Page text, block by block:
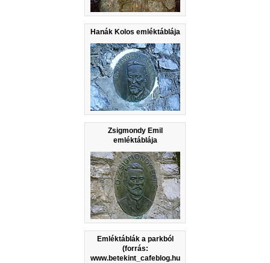
Hanák Kolos emléktáblája
Zsigmondy Emil
emléktáblája
Emléktáblák a parkból
(forrás:
www.betekint_cafeblog.hu